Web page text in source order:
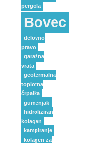
pergola
Bovec
delovno
pravo
garažna
vrata
geotermalna
toplotna
črpalka
gumenjak
hidroliziran
kolagen
kampiranje
kolagen za